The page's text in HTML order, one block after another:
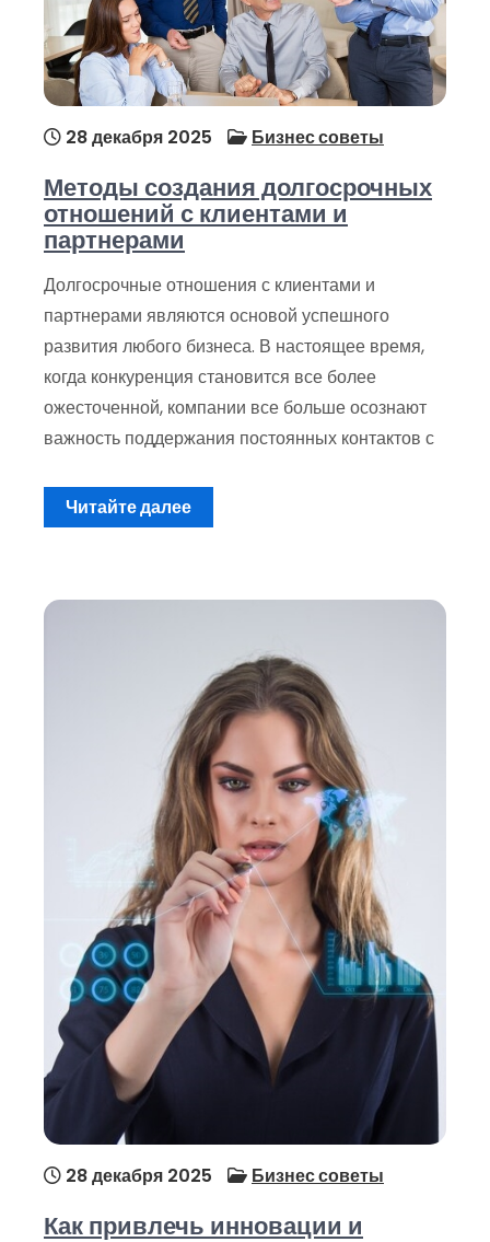
28 декабря 2025 Бизнес советы
Методы создания долгосрочных
отношений с клиентами и
партнерами
Долгосрочные отношения с клиентами и
партнерами являются основой успешного
развития любого бизнеса. В настоящее время,
когда конкуренция становится все более
ожесточенной, компании все больше осознают
важность поддержания постоянных контактов с
Читайте далее
28 декабря 2025 Бизнес советы
Как привлечь инновации и